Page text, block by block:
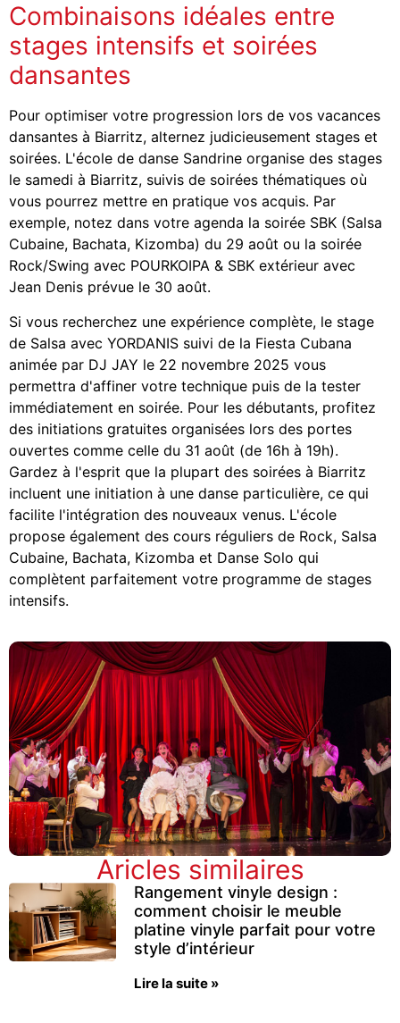
Combinaisons idéales entre
stages intensifs et soirées
dansantes
Pour optimiser votre progression lors de vos vacances
dansantes à Biarritz, alternez judicieusement stages et
soirées. L'école de danse Sandrine organise des stages
le samedi à Biarritz, suivis de soirées thématiques où
vous pourrez mettre en pratique vos acquis. Par
exemple, notez dans votre agenda la soirée SBK (Salsa
Cubaine, Bachata, Kizomba) du 29 août ou la soirée
Rock/Swing avec POURKOIPA & SBK extérieur avec
Jean Denis prévue le 30 août.
Si vous recherchez une expérience complète, le stage
de Salsa avec YORDANIS suivi de la Fiesta Cubana
animée par DJ JAY le 22 novembre 2025 vous
permettra d'affiner votre technique puis de la tester
immédiatement en soirée. Pour les débutants, profitez
des initiations gratuites organisées lors des portes
ouvertes comme celle du 31 août (de 16h à 19h).
Gardez à l'esprit que la plupart des soirées à Biarritz
incluent une initiation à une danse particulière, ce qui
facilite l'intégration des nouveaux venus. L'école
propose également des cours réguliers de Rock, Salsa
Cubaine, Bachata, Kizomba et Danse Solo qui
complètent parfaitement votre programme de stages
intensifs.
Aricles similaires
Rangement vinyle design :
comment choisir le meuble
platine vinyle parfait pour votre
style d’intérieur
Lire la suite »